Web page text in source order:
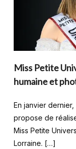
Miss Petite
humaine et
En janvier
propose de
Miss Petite
Lorraine. […]